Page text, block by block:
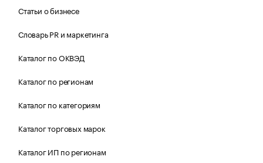
Статьи о бизнесе
Словарь PR и маркетинга
Каталог по ОКВЭД
Каталог по регионам
Каталог по категориям
Каталог торговых марок
Каталог ИП по регионам